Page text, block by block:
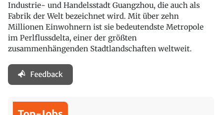
Industrie- und Handelsstadt Guangzhou, die auch als
Fabrik der Welt bezeichnet wird. Mit über zehn
Millionen Einwohnern ist sie bedeutendste Metropole
im Perlflussdelta, einer der größten
zusammenhängenden Stadtlandschaften weltweit.
Feedback